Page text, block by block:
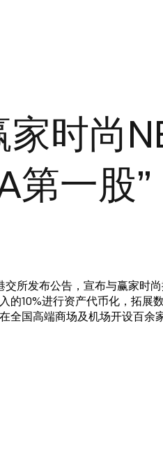
时尚
第一股”
交所发布公告，宣布与赢家
的10%进行资产代币化，拓
全国高端商场及机场开设百余